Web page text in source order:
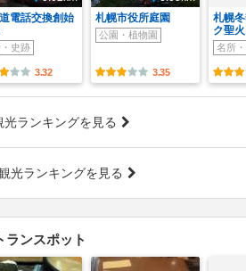
電話交換創始
史跡
3.32
札幌市役所庭園
公園・植物園
3.35
札幌
ク聖
名所
光ランキングを見る
光ランキングを見る
ランスポット